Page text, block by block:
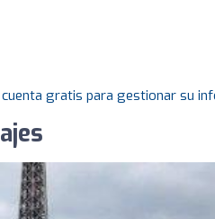
gratis para gestionar su